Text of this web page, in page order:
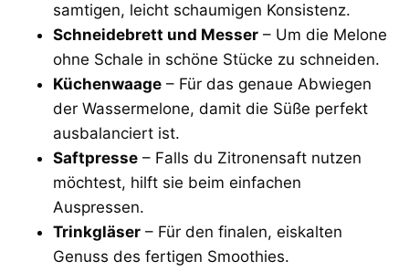
samtigen, leicht schaumigen Konsistenz.
Schneidebrett und Messer – Um die Melone
ohne Schale in schöne Stücke zu schneiden.
Küchenwaage – Für das genaue Abwiegen
der Wassermelone, damit die Süße perfekt
ausbalanciert ist.
Saftpresse – Falls du Zitronensaft nutzen
möchtest, hilft sie beim einfachen
Auspressen.
Trinkgläser – Für den finalen, eiskalten
Genuss des fertigen Smoothies.